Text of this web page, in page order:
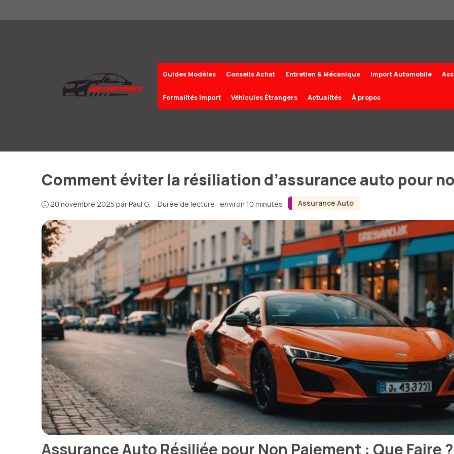
au
Guides Modèles Conseils Achat Entretien & Mécanique Import Automobile
Formalités Import Véhicules Étrangers Actualités À propos
Assurance Auto
Comment éviter la résiliation d’assurance auto pour
20 novembre 2025 parPaul G. · Durée de lecture : environ 10 minutes
Assurance Auto Résiliée pour Non Paiement : Que Faire